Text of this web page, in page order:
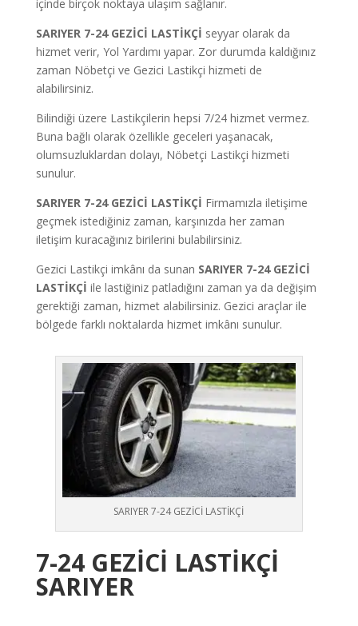
içinde birçok noktaya ulaşım sağlanır.
SARIYER 7-24 GEZİCİ LASTİKÇİ seyyar olarak da
hizmet verir, Yol Yardımı yapar. Zor durumda kaldığınız
zaman Nöbetçi ve Gezici Lastikçi hizmeti de
alabilirsiniz.
Bilindiği üzere Lastikçilerin hepsi 7/24 hizmet vermez.
Buna bağlı olarak özellikle geceleri yaşanacak,
olumsuzluklardan dolayı, Nöbetçi Lastikçi hizmeti
sunulur.
SARIYER 7-24 GEZİCİ LASTİKÇİ Firmamızla iletişime
geçmek istediğiniz zaman, karşınızda her zaman
iletişim kuracağınız birilerini bulabilirsiniz.
Gezici Lastikçi imkânı da sunan SARIYER 7-24 GEZİCİ
LASTİKÇİ ile lastiğiniz patladığını zaman ya da değişim
gerektiği zaman, hizmet alabilirsiniz. Gezici araçlar ile
bölgede farklı noktalarda hizmet imkânı sunulur.
SARIYER 7-24 GEZİCİ LASTİKÇİ
7-24 GEZİCİ LASTİKÇİ
SARIYER